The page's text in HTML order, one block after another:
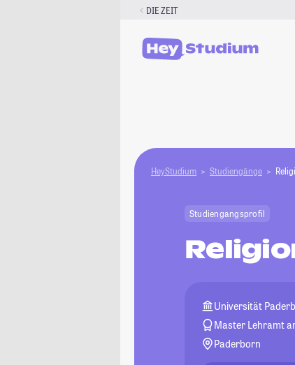
DIE ZEIT
HeyStudium Studiengänge
Studiengangsprofil
Universität
Master Lehramt
Paderborn